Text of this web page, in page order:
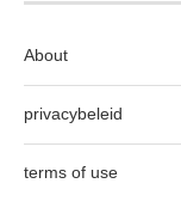
About
privacybeleid
terms of use